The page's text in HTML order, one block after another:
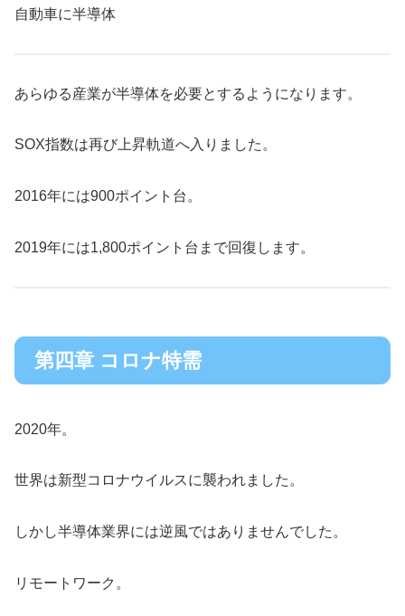
自動車に半導体
あらゆる産業が半導体を必要とするようになります。
SOX指数は再び上昇軌道へ入りました。
2016年には900ポイント台。
2019年には1,800ポイント台まで回復します。
第四章 コロナ特需
2020年。
世界は新型コロナウイルスに襲われました。
しかし半導体業界には逆風ではありませんでした。
リモートワーク。